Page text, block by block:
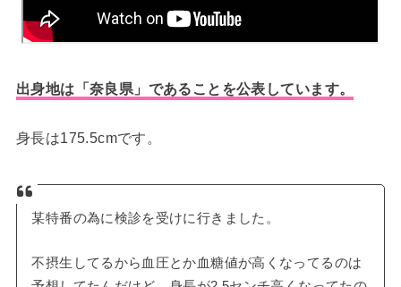
出身地は「奈良県」であることを公表しています。
身長は175.5cmです。
某特番の為に検診を受けに行きました。
不摂生してるから血圧とか血糖値が高くなってるのは